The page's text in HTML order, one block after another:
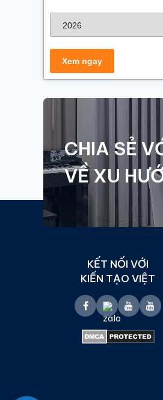
CHIA SẺ
VỀ XU
KẾT NỐI VỚI
KIẾN TẠO VIỆT